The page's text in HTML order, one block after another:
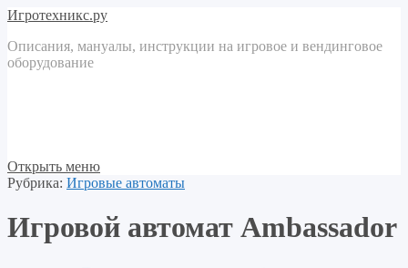
Игротехникс.ру
Описания, мануалы, инструкции на игровое и вендинговое
оборудование
Открыть меню
Рубрика: Игровые автоматы
Игровой автомат Ambassador